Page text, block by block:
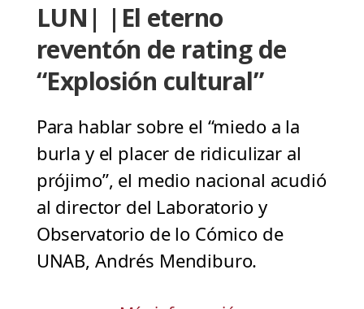
LUN| |El eterno
reventón de rating de
“Explosión cultural”
Para hablar sobre el “miedo a la
burla y el placer de ridiculizar al
prójimo”, el medio nacional acudió
al director del Laboratorio y
Observatorio de lo Cómico de
UNAB, Andrés Mendiburo.